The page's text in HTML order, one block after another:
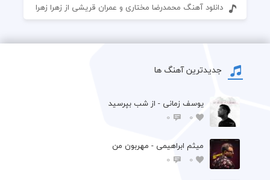
دانلود آهنگ محمدرضا مختاری و عمران قريشی از زهرا زهرا
جدیدترین آهنگ ها
یوسف زمانی - از شب بپرسید
0
0
میثم ابراهیمی - مهربون من
0
0